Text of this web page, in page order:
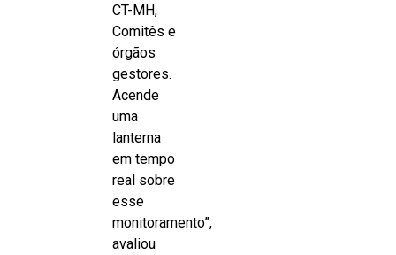
CT-MH,
Comitês e
órgãos
gestores.
Acende
uma
lanterna
em tempo
real sobre
esse
monitoramento”,
avaliou